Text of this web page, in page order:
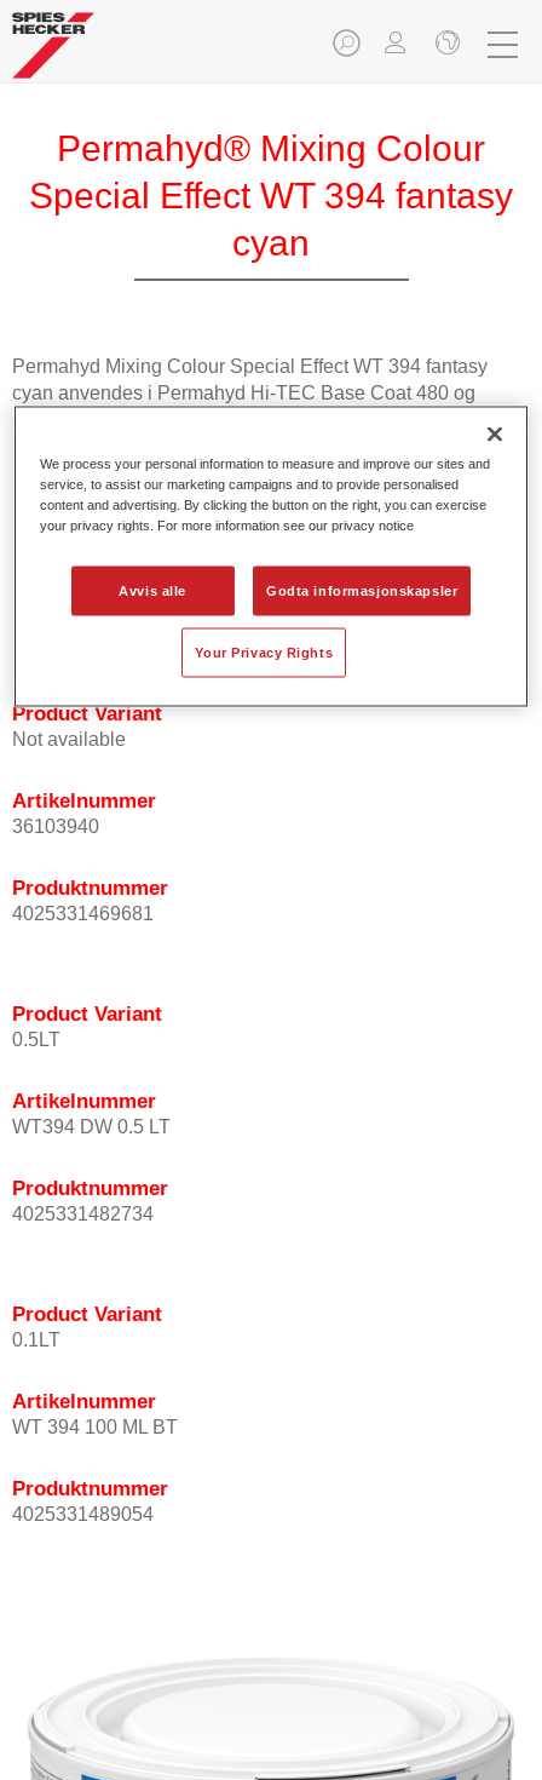
Permahyd® Mixing Colour
Special Effect WT 394 fantasy
cyan
Permahyd Mixing Colour Special Effect WT 394 fantasy
cyan anvendes i Permahyd Hi-TEC Base Coat 480 og
Produktfunksjoner
Enkel og rask å påføre.
Gir enestående fargenøyaktighet med jevn effekt.
Muliggjør enkel og pålitelig blanding.
Svært god dekkevne.
Product Variant
Not available
Artikelnummer
36103940
Produktnummer
4025331469681
Product Variant
0.5LT
Artikelnummer
WT394 DW 0.5 LT
Produktnummer
4025331482734
Product Variant
0.1LT
Artikelnummer
WT 394 100 ML BT
Produktnummer
4025331489054
We process your personal information to measure and improve our sites and
service, to assist our marketing campaigns and to provide personalised
content and advertising. By clicking the button on the right, you can exercise
your privacy rights. For more information see our privacy notice
Avvis alle Godta informasjonskapsler
Your Privacy Rights